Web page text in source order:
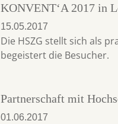
KONVENT‘A 2017 in
15.05.2017
Die HSZG stellt sich als
begeistert die Besucher.
Partnerschaft mit
01.06.2017